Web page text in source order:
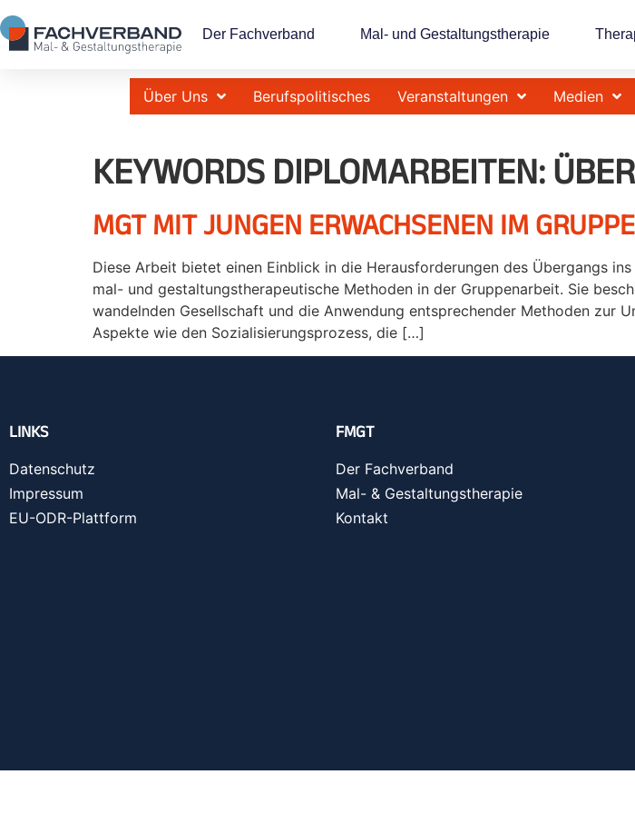
Der Fachverband Mal- und Gestaltungstherapie
Über Uns Berufspolitisches Veranstaltungen Medien
KEYWORDS DIPLOMARBEITEN:
MGT MIT JUNGEN ERWACHSENEN IM
Diese Arbeit bietet einen Einblick in die Herausforderungen des Übergangs
mal- und gestaltungstherapeutische Methoden in der Gruppenarbeit. Sie
wandelnden Gesellschaft und die Anwendung entsprechender Methoden zur
Aspekte wie den Sozialisierungsprozess, die […]
LINKS
Datenschutz
Impressum
EU-ODR-Plattform
FMGT
Der Fachverband
Mal- & Gestaltungstherapie
Kontakt